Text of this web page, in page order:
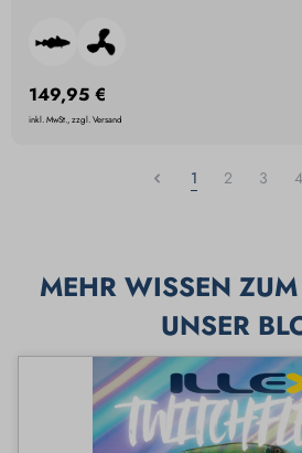
149,95 €
inkl. MwSt., zzgl. Versand
1 2 3 4
MEHR WISSEN
UNSER